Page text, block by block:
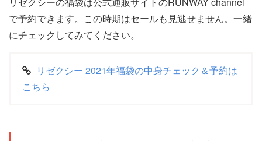
で予約できます。この時期はセールも見逃せません。一緒
にチェックしてみてください。
リゼクシー 2021年福袋の中身チェック＆予約は
こちら